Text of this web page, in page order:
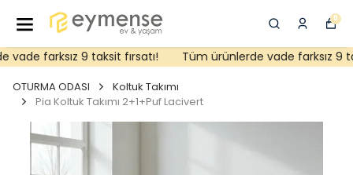
0
farksız 9 taksit fırsatı! Tüm ürünlerde vade farksız 9
OTURMA ODASI
Koltuk Takımı
Pia Koltuk Takımı 2+1+Puf Lacivert